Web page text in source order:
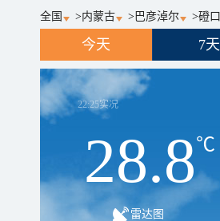
全国 >内蒙古 > 巴彦淖尔 >磴口
今天 7天
22:25实况
28.8℃
雷达图